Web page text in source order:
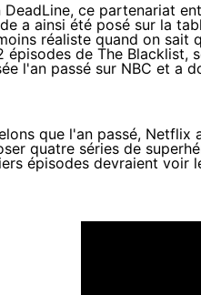
DeadLine, ce partenariat
a ainsi été posé sur la
réaliste quand on sait
épisodes de The Blacklist,
l'an passé sur NBC et a
que l'an passé, Netflix
quatre séries de
épisodes devraient voir